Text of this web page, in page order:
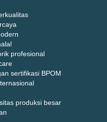
profesional
sertifikasi BPOM
produksi besar